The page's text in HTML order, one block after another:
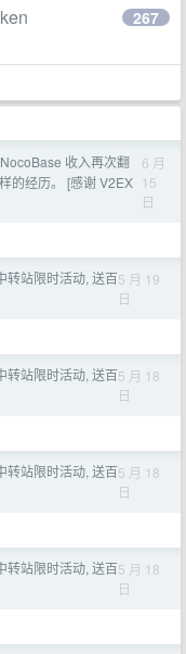
267
收入再次翻
的经历。 [感谢 V2EX
6 月
15
日
转站限时活动, 送百5 月 19
日
转站限时活动, 送百5 月 18
日
转站限时活动, 送百5 月 18
日
转站限时活动, 送百5 月 18
日